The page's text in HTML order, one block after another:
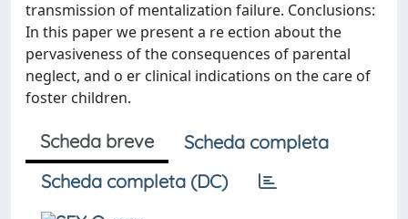
transmission of mentalization failure. Conclusions:
In this paper we present a re ection about the
pervasiveness of the consequences of parental
neglect, and o er clinical indications on the care of
foster children.
Scheda breve
Scheda completa
Scheda completa (DC)